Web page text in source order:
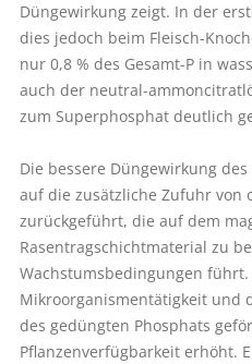
Düngewirkung zeigt. In der
dies jedoch beim Fleisch-
nur 0,8 % des Gesamt-P in
auch der neutral-
zum Superphosphat deutlich
Die bessere Düngewirkung
auf die zusätzliche Zufuhr von
zurückgeführt, die auf dem
Rasentragschichtmaterial zu
Wachstumsbedingungen
Mikroorganismentätigkeit und
des gedüngten Phosphats
Pflanzenverfügbarkeit erhöht.